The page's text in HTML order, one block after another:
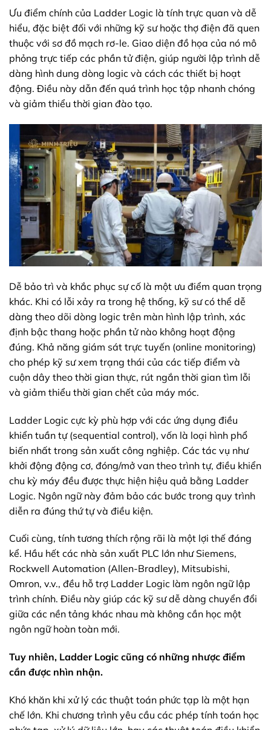
Ưu điểm chính của Ladder Logic là tính trực quan và dễ
hiểu, đặc biệt đối với những kỹ sư hoặc thợ điện đã quen
thuộc với sơ đồ mạch rơ-le. Giao diện đồ họa của nó mô
phỏng trực tiếp các phần tử điện, giúp người lập trình dễ
dàng hình dung dòng logic và cách các thiết bị hoạt
động. Điều này dẫn đến quá trình học tập nhanh chóng
và giảm thiểu thời gian đào tạo.
Dễ bảo trì và khắc phục sự cố là một ưu điểm quan trọng
khác. Khi có lỗi xảy ra trong hệ thống, kỹ sư có thể dễ
dàng theo dõi dòng logic trên màn hình lập trình, xác
định bậc thang hoặc phần tử nào không hoạt động
đúng. Khả năng giám sát trực tuyến (online monitoring)
cho phép kỹ sư xem trạng thái của các tiếp điểm và
cuộn dây theo thời gian thực, rút ngắn thời gian tìm lỗi
và giảm thiểu thời gian chết của máy móc.
Ladder Logic cực kỳ phù hợp với các ứng dụng điều
khiển tuần tự (sequential control), vốn là loại hình phổ
biến nhất trong sản xuất công nghiệp. Các tác vụ như
khởi động động cơ, đóng/mở van theo trình tự, điều khiển
chu kỳ máy đều được thực hiện hiệu quả bằng Ladder
Logic. Ngôn ngữ này đảm bảo các bước trong quy trình
diễn ra đúng thứ tự và điều kiện.
Cuối cùng, tính tương thích rộng rãi là một lợi thế đáng
kể. Hầu hết các nhà sản xuất PLC lớn như Siemens,
Rockwell Automation (Allen-Bradley), Mitsubishi,
Omron, v.v., đều hỗ trợ Ladder Logic làm ngôn ngữ lập
trình chính. Điều này giúp các kỹ sư dễ dàng chuyển đổi
giữa các nền tảng khác nhau mà không cần học một
ngôn ngữ hoàn toàn mới.
Tuy nhiên, Ladder Logic cũng có những nhược điểm
cần được nhìn nhận.
Khó khăn khi xử lý các thuật toán phức tạp là một hạn
chế lớn. Khi chương trình yêu cầu các phép tính toán học